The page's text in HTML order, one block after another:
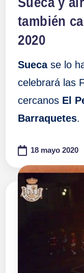
también
2020
Sueca se lo
celebrará las
cercanos El
Barraquetes.
18 mayo 2020